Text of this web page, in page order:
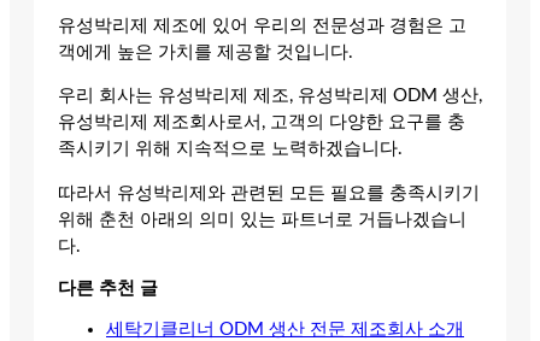
유성박리제 제조에 있어 우리의 전문성과 경험은 고
객에게 높은 가치를 제공할 것입니다.
우리 회사는 유성박리제 제조, 유성박리제 ODM 생산,
유성박리제 제조회사로서, 고객의 다양한 요구를 충
족시키기 위해 지속적으로 노력하겠습니다.
따라서 유성박리제와 관련된 모든 필요를 충족시키기
위해 춘천 아래의 의미 있는 파트너로 거듭나겠습니
다.
다른 추천 글
세탁기클리너 ODM 생산 전문 제조회사 소개